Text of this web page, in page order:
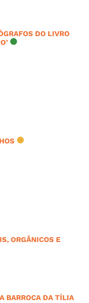
DO LIVRO
ORGÂNICOS E
BARROCA DA TÍLIA